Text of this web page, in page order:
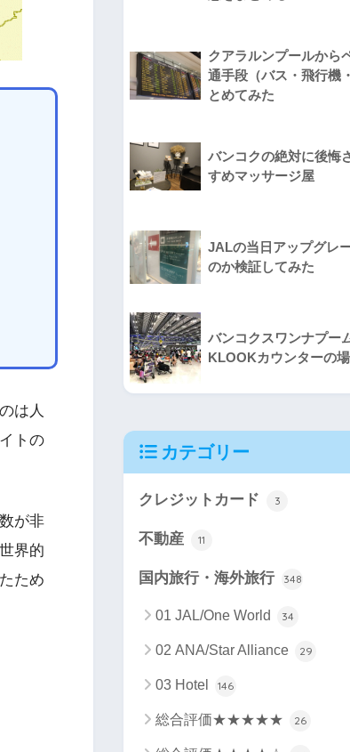
は人
トの
が非
界的
ため
クアラルンプールから
通手段（バス・飛行機
とめてみた
バンコクの絶対に後悔
すめマッサージ屋
JALの当日アップグレ
のか検証してみた
バンコクスワンナプー
KLOOKカウンターの
カテゴリー
クレジットカード 3
不動産 11
国内旅行・海外旅行 348
01 JAL/One World 34
02 ANA/Star Alliance 29
03 Hotel 146
総合評価★★★★★ 26